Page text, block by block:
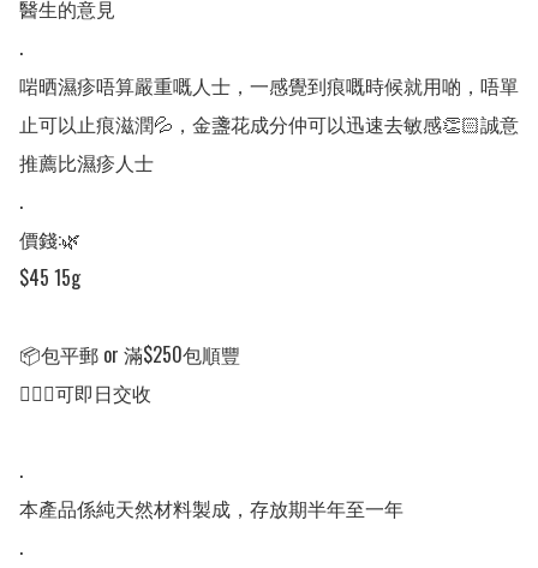
醫生的意見
.
啱晒濕疹唔算嚴重嘅人士，一感覺到痕嘅時候就用啲，唔單
止可以止痕滋潤💦，金盞花成分仲可以迅速去敏感👏🏻誠意
推薦比濕疹人士
.
價錢:🌿
$45 15g
📦包平郵 or 滿$250包順豐
💁🏻‍♀️可即日交收
.
本產品係純天然材料製成，存放期半年至一年
.